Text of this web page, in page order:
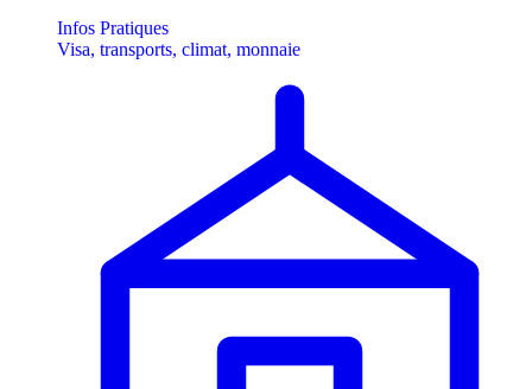
Infos Pratiques
Visa, transports, climat, monnaie